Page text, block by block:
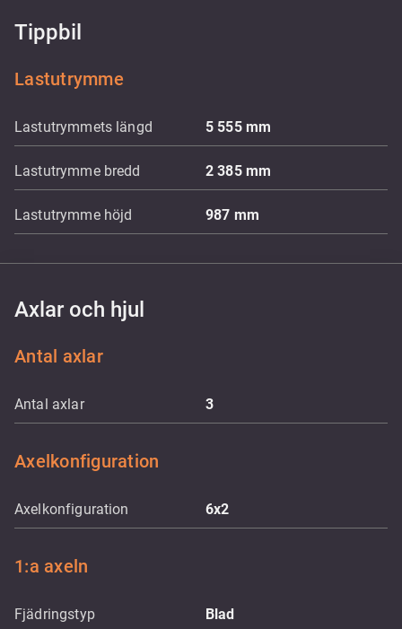
Tippbil
Lastutrymme
Lastutrymmets längd 5 555 mm
Lastutrymme bredd 2 385 mm
Lastutrymme höjd 987 mm
Axlar och hjul
Antal axlar
Antal axlar 3
Axelkonfiguration
Axelkonfiguration 6x2
1:a axeln
Fjädringstyp Blad